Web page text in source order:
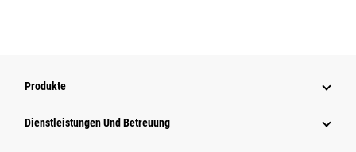
Produkte
Dienstleistungen Und Betreuung